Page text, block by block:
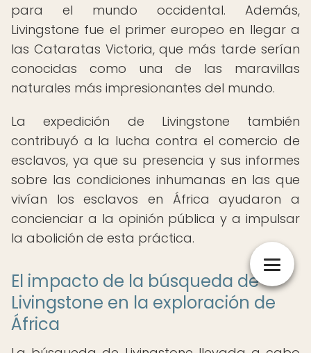
para el mundo occidental. Además,
Livingstone fue el primer europeo en llegar a
las Cataratas Victoria, que más tarde serían
conocidas como una de las maravillas
naturales más impresionantes del mundo.
La expedición de Livingstone también
contribuyó a la lucha contra el comercio de
esclavos, ya que su presencia y sus informes
sobre las condiciones inhumanas en las que
vivían los esclavos en África ayudaron a
concienciar a la opinión pública y a impulsar
la abolición de esta práctica.
El impacto de la búsqueda de
Livingstone en la exploración de
África